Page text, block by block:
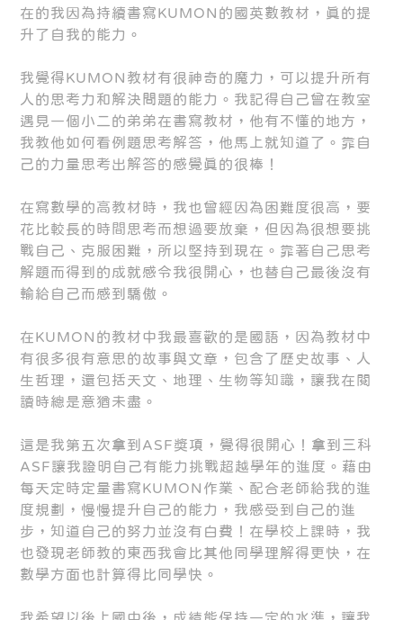
在的我因為持續書寫KUMON的國英數教材，真的提
升了自我的能力。
我覺得KUMON教材有很神奇的魔力，可以提升所有
人的思考力和解決問題的能力。我記得自己曾在教室
遇見一個小二的弟弟在書寫教材，他有不懂的地方，
我教他如何看例題思考解答，他馬上就知道了。靠自
己的力量思考出解答的感覺真的很棒！
在寫數學的高教材時，我也曾經因為困難度很高，要
花比較長的時間思考而想過要放棄，但因為很想要挑
戰自己、克服困難，所以堅持到現在。靠著自己思考
解題而得到的成就感令我很開心，也替自己最後沒有
輸給自己而感到驕傲。
在KUMON的教材中我最喜歡的是國語，因為教材中
有很多很有意思的故事與文章，包含了歷史故事、人
生哲理，還包括天文、地理、生物等知識，讓我在閱
讀時總是意猶未盡。
這是我第五次拿到ASF獎項，覺得很開心！拿到三科
ASF讓我證明自己有能力挑戰超越學年的進度。藉由
每天定時定量書寫KUMON作業、配合老師給我的進
度規劃，慢慢提升自己的能力，我感受到自己的進
步，知道自己的努力並沒有白費！在學校上課時，我
也發現老師教的東西我會比其他同學理解得更快，在
數學方面也計算得比同學快。